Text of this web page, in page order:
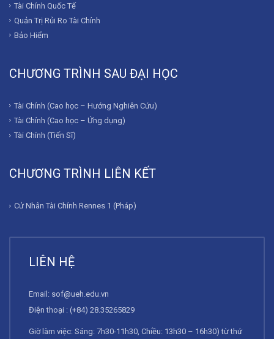
Tài Chính Quốc Tế
Quản Trị Rủi Ro Tài Chính
Bảo Hiểm
CHƯƠNG TRÌNH SAU ĐẠI HỌC
Tài Chính (Cao học – Hướng Nghiên Cứu)
Tài Chính (Cao học – Ứng dụng)
Tài Chính (Tiến Sĩ)
CHƯƠNG TRÌNH LIÊN KẾT
Cử Nhân Tài Chính Rennes 1 (Pháp)
LIÊN HỆ
Email: sof@ueh.edu.vn
Điện thoại : (+84) 28.35265829
Giờ làm việc: Sáng: 7h30-11h30, Chiều: 13h30 – 16h30) từ thứ